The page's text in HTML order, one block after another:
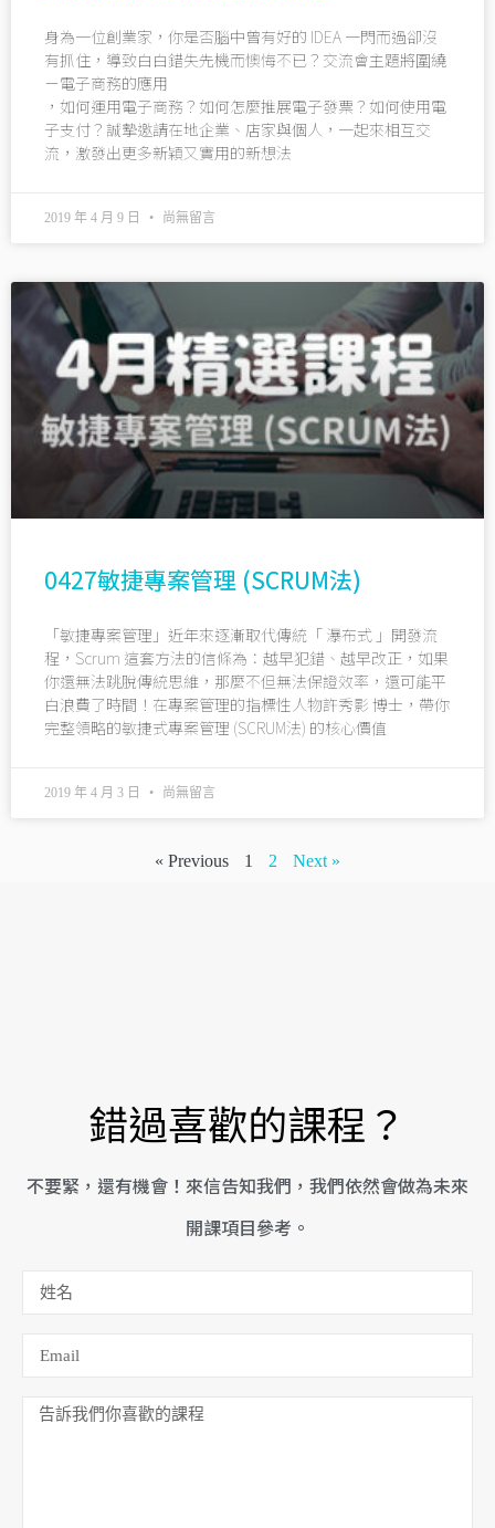
身為一位創業家，你是否腦中曾有好的 IDEA 一閃而過卻沒
有抓住，導致白白錯失先機而懊悔不已？交流會主題將圍繞
－電子商務的應用
，如何運用電子商務？如何怎麼推展電子發票？如何使用電
子支付？誠摯邀請在地企業、店家與個人，一起來相互交
流，激發出更多新穎又實用的新想法
2019 年 4 月 9 日 尚無留言
0427敏捷專案管理 (SCRUM法)
「敏捷專案管理」近年來逐漸取代傳統「 瀑布式 」開發流
程，Scrum 這套方法的信條為：越早犯錯、越早改正，如果
你還無法跳脫傳統思維，那麼不但無法保證效率，還可能平
白浪費了時間！在專案管理的指標性人物許秀影 博士，帶你
完整領略的敏捷式專案管理 (SCRUM法) 的核心價值
2019 年 4 月 3 日 尚無留言
« Previous 1 2 Next »
錯過喜歡的課程？
不要緊，還有機會！來信告知我們，我們依然會做為未來
開課項目參考。